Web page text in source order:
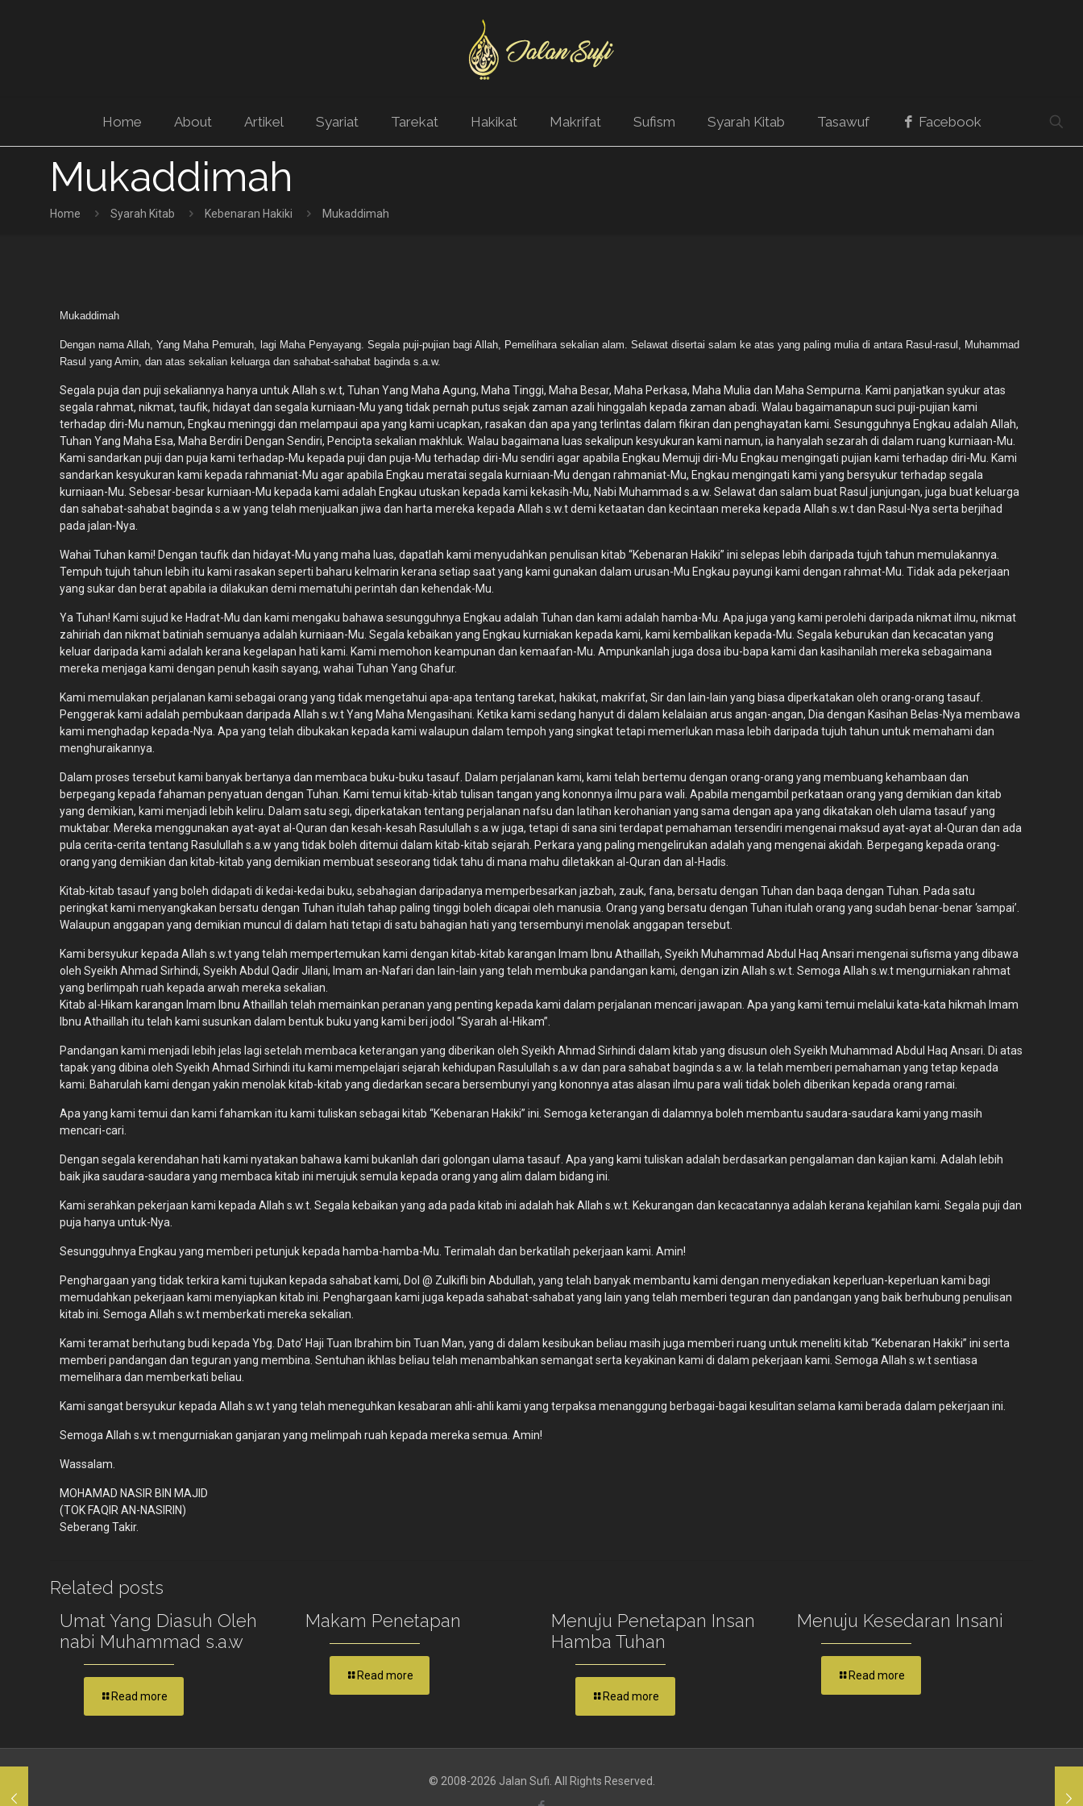
Home About Artikel Syariat Tarekat Hakikat Makrifat Sufism Syarah Kitab Tasawuf Facebook
Mukaddimah
Home Syarah Kitab Kebenaran Hakiki Mukaddimah
Mukaddimah
Dengan nama Allah, Yang Maha Pemurah, lagi Maha Penyayang. Segala puji-pujian bagi Allah, Pemelihara sekalian alam. Selawat disertai salam ke atas yang paling mulia di antara Rasul-rasul, Muhammad
Rasul yang Amin, dan atas sekalian keluarga dan sahabat-sahabat baginda s.a.w.
Segala puja dan puji sekaliannya hanya untuk Allah s.w.t, Tuhan Yang Maha Agung, Maha Tinggi, Maha Besar, Maha Perkasa, Maha Mulia dan Maha Sempurna. Kami panjatkan syukur atas
segala rahmat, nikmat, taufik, hidayat dan segala kurniaan-Mu yang tidak pernah putus sejak zaman azali hinggalah kepada zaman abadi. Walau bagaimanapun suci puji-pujian kami
terhadap diri-Mu namun, Engkau meninggi dan melampaui apa yang kami ucapkan, rasakan dan apa yang terlintas dalam fikiran dan penghayatan kami. Sesungguhnya Engkau adalah Allah,
Tuhan Yang Maha Esa, Maha Berdiri Dengan Sendiri, Pencipta sekalian makhluk. Walau bagaimana luas sekalipun kesyukuran kami namun, ia hanyalah sezarah di dalam ruang kurniaan-Mu.
Kami sandarkan puji dan puja kami terhadap-Mu kepada puji dan puja-Mu terhadap diri-Mu sendiri agar apabila Engkau Memuji diri-Mu Engkau mengingati pujian kami terhadap diri-Mu. Kami
sandarkan kesyukuran kami kepada rahmaniat-Mu agar apabila Engkau meratai segala kurniaan-Mu dengan rahmaniat-Mu, Engkau mengingati kami yang bersyukur terhadap segala
kurniaan-Mu. Sebesar-besar kurniaan-Mu kepada kami adalah Engkau utuskan kepada kami kekasih-Mu, Nabi Muhammad s.a.w. Selawat dan salam buat Rasul junjungan, juga buat keluarga
dan sahabat-sahabat baginda s.a.w yang telah menjualkan jiwa dan harta mereka kepada Allah s.w.t demi ketaatan dan kecintaan mereka kepada Allah s.w.t dan Rasul-Nya serta berjihad
pada jalan-Nya.
Wahai Tuhan kami! Dengan taufik dan hidayat-Mu yang maha luas, dapatlah kami menyudahkan penulisan kitab “Kebenaran Hakiki” ini selepas lebih daripada tujuh tahun memulakannya.
Tempuh tujuh tahun lebih itu kami rasakan seperti baharu kelmarin kerana setiap saat yang kami gunakan dalam urusan-Mu Engkau payungi kami dengan rahmat-Mu. Tidak ada pekerjaan
yang sukar dan berat apabila ia dilakukan demi mematuhi perintah dan kehendak-Mu.
Ya Tuhan! Kami sujud ke Hadrat-Mu dan kami mengaku bahawa sesungguhnya Engkau adalah Tuhan dan kami adalah hamba-Mu. Apa juga yang kami perolehi daripada nikmat ilmu, nikmat
zahiriah dan nikmat batiniah semuanya adalah kurniaan-Mu. Segala kebaikan yang Engkau kurniakan kepada kami, kami kembalikan kepada-Mu. Segala keburukan dan kecacatan yang
keluar daripada kami adalah kerana kegelapan hati kami. Kami memohon keampunan dan kemaafan-Mu. Ampunkanlah juga dosa ibu-bapa kami dan kasihanilah mereka sebagaimana
mereka menjaga kami dengan penuh kasih sayang, wahai Tuhan Yang Ghafur.
Kami memulakan perjalanan kami sebagai orang yang tidak mengetahui apa-apa tentang tarekat, hakikat, makrifat, Sir dan lain-lain yang biasa diperkatakan oleh orang-orang tasauf.
Penggerak kami adalah pembukaan daripada Allah s.w.t Yang Maha Mengasihani. Ketika kami sedang hanyut di dalam kelalaian arus angan-angan, Dia dengan Kasihan Belas-Nya membawa
kami menghadap kepada-Nya. Apa yang telah dibukakan kepada kami walaupun dalam tempoh yang singkat tetapi memerlukan masa lebih daripada tujuh tahun untuk memahami dan
menghuraikannya.
Dalam proses tersebut kami banyak bertanya dan membaca buku-buku tasauf. Dalam perjalanan kami, kami telah bertemu dengan orang-orang yang membuang kehambaan dan
berpegang kepada fahaman penyatuan dengan Tuhan. Kami temui kitab-kitab tulisan tangan yang kononnya ilmu para wali. Apabila mengambil perkataan orang yang demikian dan kitab
yang demikian, kami menjadi lebih keliru. Dalam satu segi, diperkatakan tentang perjalanan nafsu dan latihan kerohanian yang sama dengan apa yang dikatakan oleh ulama tasauf yang
muktabar. Mereka menggunakan ayat-ayat al-Quran dan kesah-kesah Rasulullah s.a.w juga, tetapi di sana sini terdapat pemahaman tersendiri mengenai maksud ayat-ayat al-Quran dan ada
pula cerita-cerita tentang Rasulullah s.a.w yang tidak boleh ditemui dalam kitab-kitab sejarah. Perkara yang paling mengelirukan adalah yang mengenai akidah. Berpegang kepada orang-
orang yang demikian dan kitab-kitab yang demikian membuat seseorang tidak tahu di mana mahu diletakkan al-Quran dan al-Hadis.
Kitab-kitab tasauf yang boleh didapati di kedai-kedai buku, sebahagian daripadanya memperbesarkan jazbah, zauk, fana, bersatu dengan Tuhan dan baqa dengan Tuhan. Pada satu
peringkat kami menyangkakan bersatu dengan Tuhan itulah tahap paling tinggi boleh dicapai oleh manusia. Orang yang bersatu dengan Tuhan itulah orang yang sudah benar-benar ‘sampai’.
Walaupun anggapan yang demikian muncul di dalam hati tetapi di satu bahagian hati yang tersembunyi menolak anggapan tersebut.
Kami bersyukur kepada Allah s.w.t yang telah mempertemukan kami dengan kitab-kitab karangan Imam Ibnu Athaillah, Syeikh Muhammad Abdul Haq Ansari mengenai sufisma yang dibawa
oleh Syeikh Ahmad Sirhindi, Syeikh Abdul Qadir Jilani, Imam an-Nafari dan lain-lain yang telah membuka pandangan kami, dengan izin Allah s.w.t. Semoga Allah s.w.t mengurniakan rahmat
yang berlimpah ruah kepada arwah mereka sekalian.
Kitab al-Hikam karangan Imam Ibnu Athaillah telah memainkan peranan yang penting kepada kami dalam perjalanan mencari jawapan. Apa yang kami temui melalui kata-kata hikmah Imam
Ibnu Athaillah itu telah kami susunkan dalam bentuk buku yang kami beri jodol “Syarah al-Hikam”.
Pandangan kami menjadi lebih jelas lagi setelah membaca keterangan yang diberikan oleh Syeikh Ahmad Sirhindi dalam kitab yang disusun oleh Syeikh Muhammad Abdul Haq Ansari. Di atas
tapak yang dibina oleh Syeikh Ahmad Sirhindi itu kami mempelajari sejarah kehidupan Rasulullah s.a.w dan para sahabat baginda s.a.w. Ia telah memberi pemahaman yang tetap kepada
kami. Baharulah kami dengan yakin menolak kitab-kitab yang diedarkan secara bersembunyi yang kononnya atas alasan ilmu para wali tidak boleh diberikan kepada orang ramai.
Apa yang kami temui dan kami fahamkan itu kami tuliskan sebagai kitab “Kebenaran Hakiki” ini. Semoga keterangan di dalamnya boleh membantu saudara-saudara kami yang masih
mencari-cari.
Dengan segala kerendahan hati kami nyatakan bahawa kami bukanlah dari golongan ulama tasauf. Apa yang kami tuliskan adalah berdasarkan pengalaman dan kajian kami. Adalah lebih
baik jika saudara-saudara yang membaca kitab ini merujuk semula kepada orang yang alim dalam bidang ini.
Kami serahkan pekerjaan kami kepada Allah s.w.t. Segala kebaikan yang ada pada kitab ini adalah hak Allah s.w.t. Kekurangan dan kecacatannya adalah kerana kejahilan kami. Segala puji dan
puja hanya untuk-Nya.
Sesungguhnya Engkau yang memberi petunjuk kepada hamba-hamba-Mu. Terimalah dan berkatilah pekerjaan kami. Amin!
Penghargaan yang tidak terkira kami tujukan kepada sahabat kami, Dol @ Zulkifli bin Abdullah, yang telah banyak membantu kami dengan menyediakan keperluan-keperluan kami bagi
memudahkan pekerjaan kami menyiapkan kitab ini. Penghargaan kami juga kepada sahabat-sahabat yang lain yang telah memberi teguran dan pandangan yang baik berhubung penulisan
kitab ini. Semoga Allah s.w.t memberkati mereka sekalian.
Kami teramat berhutang budi kepada Ybg. Dato’ Haji Tuan Ibrahim bin Tuan Man, yang di dalam kesibukan beliau masih juga memberi ruang untuk meneliti kitab “Kebenaran Hakiki” ini serta
memberi pandangan dan teguran yang membina. Sentuhan ikhlas beliau telah menambahkan semangat serta keyakinan kami di dalam pekerjaan kami. Semoga Allah s.w.t sentiasa
memelihara dan memberkati beliau.
Kami sangat bersyukur kepada Allah s.w.t yang telah meneguhkan kesabaran ahli-ahli kami yang terpaksa menanggung berbagai-bagai kesulitan selama kami berada dalam pekerjaan ini.
Semoga Allah s.w.t mengurniakan ganjaran yang melimpah ruah kepada mereka semua. Amin!
Wassalam.
MOHAMAD NASIR BIN MAJID
(TOK FAQIR AN-NASIRIN)
Seberang Takir.
Related posts
Umat Yang Diasuh Oleh
nabi Muhammad s.a.w
Read more
Makam Penetapan
Read more
Menuju Penetapan Insan
Hamba Tuhan
Read more
Menuju Kesedaran Insani
Read more
© 2008-2026 Jalan Sufi. All Rights Reserved.